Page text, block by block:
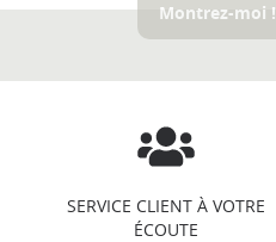
Montrez-moi !
SERVICE CLIENT À VOTRE
ÉCOUTE